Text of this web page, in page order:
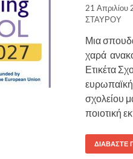
21 Απριλίου
ΣΤΑΥΡΟΥ
Μια
χαρά
Ετικέτα
σχολείου
ποιοτική
ΔΙΑΒΆΣΤΕ